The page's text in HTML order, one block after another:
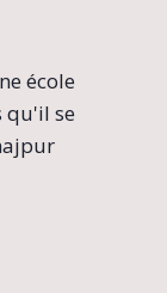
école
qu'il se